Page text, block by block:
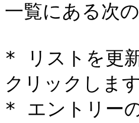
一覧にある次
* リストを更
クリックします
* エントリー